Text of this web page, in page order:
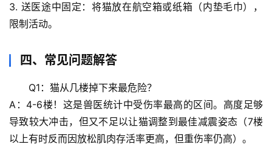
辟
谣
真
3. 送医途中固定 ：将猫放在航空箱或纸箱（内垫毛巾），
限制活动。
四、常见问题解答
Q1：猫从几楼掉下来最危险？
A： 4-6楼！这是兽医统计中受伤率最高的区间。高度足够
导致较大冲击，但又不足以让猫调整到最佳减震姿态（7楼
以上有时反而因放松肌肉存活率更高，但重伤率仍高）。